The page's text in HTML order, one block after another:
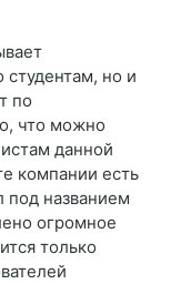
но и
по
что можно
данной
компании есть
названием
огромное
только